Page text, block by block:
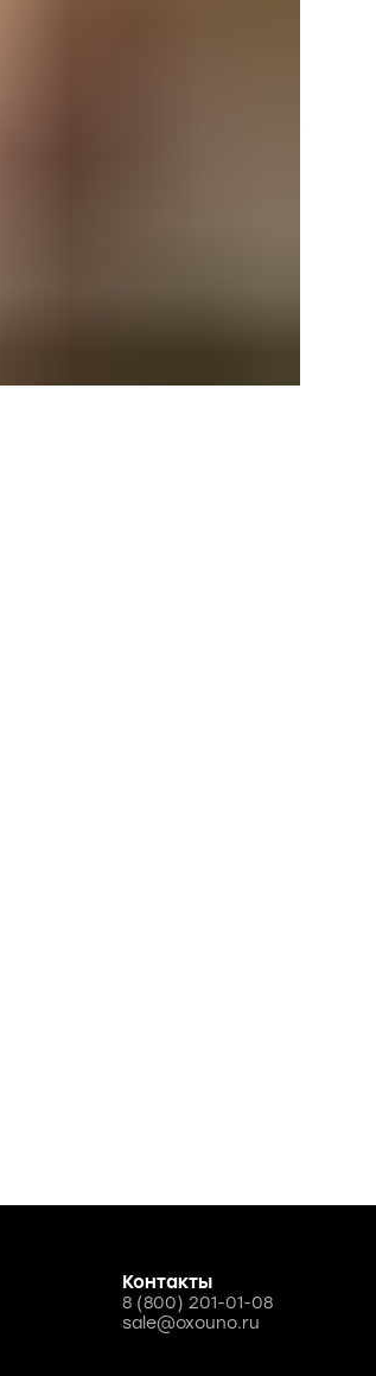
Контакты
8 (800) 201-01-08
sale@oxouno.ru